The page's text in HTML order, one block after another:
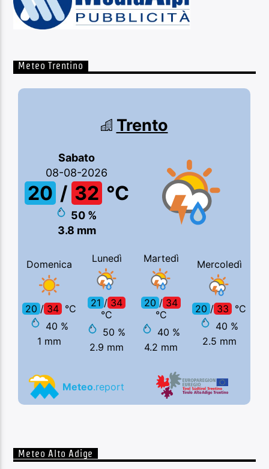
Meteo Trentino
Meteo Alto Adige